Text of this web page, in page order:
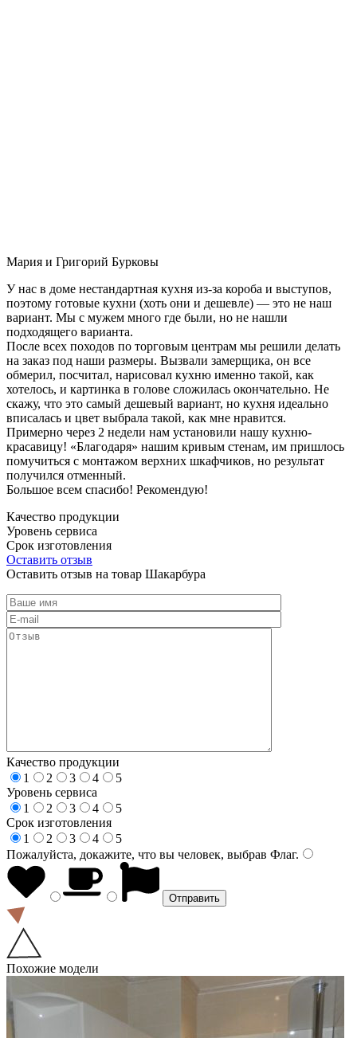
Мария и Григорий Бурковы
У нас в доме нестандартная кухня из-за короба и выступов,
поэтому готовые кухни (хоть они и дешевле) — это не наш
вариант. Мы с мужем много где были, но не нашли
подходящего варианта.
После всех походов по торговым центрам мы решили делать
на заказ под наши размеры. Вызвали замерщика, он все
обмерил, посчитал, нарисовал кухню именно такой, как
хотелось, и картинка в голове сложилась окончательно. Не
скажу, что это самый дешевый вариант, но кухня идеально
вписалась и цвет выбрала такой, как мне нравится.
Примерно через 2 недели нам установили нашу кухню-
красавицу! «Благодаря» нашим кривым стенам, им пришлось
помучиться с монтажом верхних шкафчиков, но результат
получился отменный.
Большое всем спасибо! Рекомендую!
Качество продукции
Уровень сервиса
Срок изготовления
Оставить отзыв
Оставить отзыв на товар Шакарбура
Качество продукции
1
2 3 4
5
Уровень сервиса
1
2 3 4
5
Срок изготовления
1
2 3 4
5
Пожалуйста, докажите, что вы человек, выбрав Флаг.
Похожие модели